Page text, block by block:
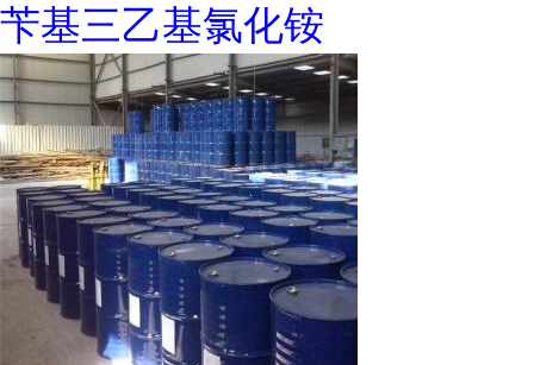
苄基三乙基氯化铵